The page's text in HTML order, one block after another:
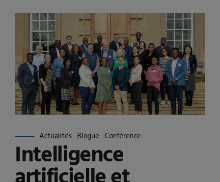
Actualités Blogue Conférence
Intelligence